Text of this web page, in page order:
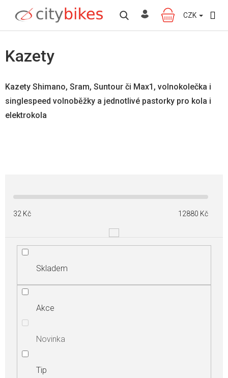
obsah
NÁKUPNÍ
KOŠÍK
CZK
Kazety
Kazety Shimano, Sram, Suntour či Max1, volnokolečka i
singlespeed volnoběžky a jednotlivé pastorky pro kola i
elektrokola
32 Kč 12880 Kč
Skladem
Akce
Novinka
Tip